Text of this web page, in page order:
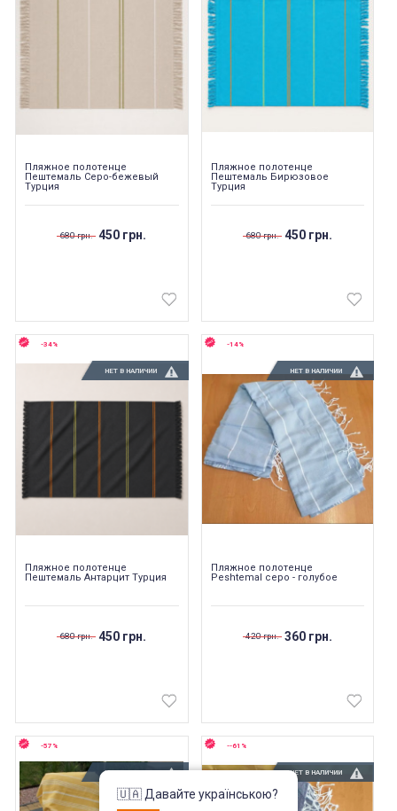
Пляжное полотенце
Пештемаль Серо-бежевый
Турция
680 грн. 450 грн.
Пляжное полотенце
Пештемаль Бирюзовое
Турция
680 грн. 450 грн.
НЕТ В НАЛИЧИИ
-34%
Пляжное полотенце
Пештемаль Антарцит Турция
680 грн. 450 грн.
НЕТ В НАЛИЧИИ
-14%
Пляжное полотенце
Peshtemal серо - голубое
420 грн. 360 грн.
НЕТ В НАЛИЧИИ
-57%
НЕТ В НАЛИЧИИ
--61%
🇺🇦 Давайте українською?